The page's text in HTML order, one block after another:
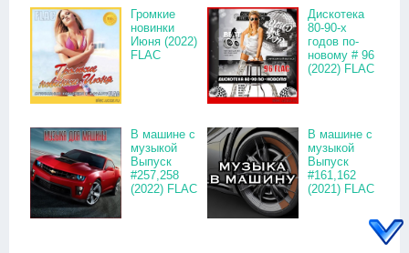
Громкие
новинки
Июня (2022)
FLAC
Дискотека
80-90-х
годов по-
новому # 96
(2022) FLAC
В машине с
музыкой
Выпуск
#257,258
(2022) FLAC
В машине с
музыкой
Выпуск
#161,162
(2021) FLAC